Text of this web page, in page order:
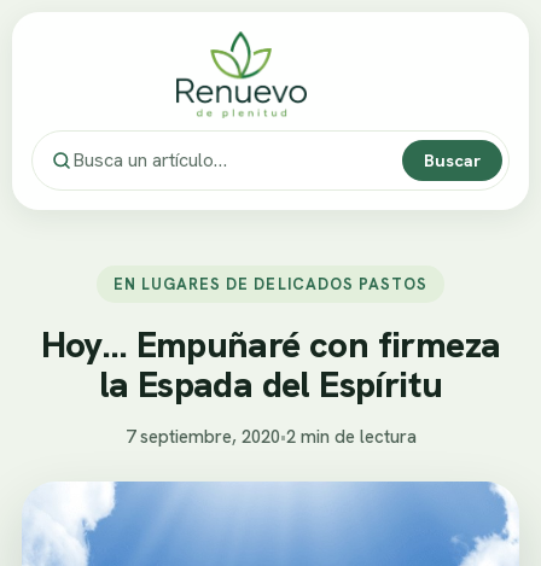
Buscar
EN LUGARES DE DELICADOS PASTOS
Hoy… Empuñaré con firmeza
la Espada del Espíritu
7 septiembre, 2020•2 min de lectura